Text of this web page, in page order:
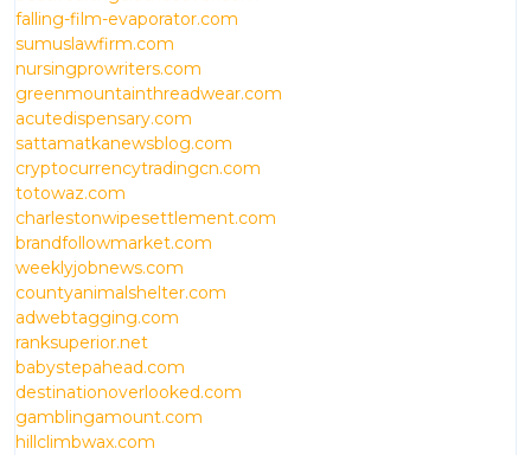
falling-film-evaporator.com
sumuslawfirm.com
nursingprowriters.com
greenmountainthreadwear.com
acutedispensary.com
sattamatkanewsblog.com
cryptocurrencytradingcn.com
totowaz.com
charlestonwipesettlement.com
brandfollowmarket.com
weeklyjobnews.com
countyanimalshelter.com
adwebtagging.com
ranksuperior.net
babystepahead.com
destinationoverlooked.com
gamblingamount.com
hillclimbwax.com